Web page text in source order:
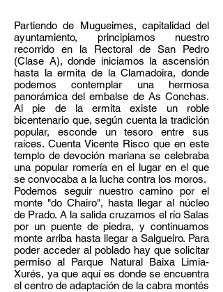
Partiendo de Mugueimes, capitalidad del
ayuntamiento, principiamos nuestro
recorrido en la Rectoral de San Pedro
(Clase A), donde iniciamos la ascensión
hasta la ermita de la Clamadoira, donde
podemos contemplar una hermosa
panorámica del embalse de As Conchas.
Al pie de la ermita existe un roble
bicentenario que, según cuenta la tradición
popular, esconde un tesoro entre sus
raíces. Cuenta Vicente Risco que en este
templo de devoción mariana se celebraba
una popular romería en el lugar en el que
se convocaba a la lucha contra los moros.
Podemos seguir nuestro camino por el
monte "do Chairo", hasta llegar al núcleo
de Prado. A la salida cruzamos el río Salas
por un puente de piedra, y continuamos
monte arriba hasta llegar a Salgueiro. Para
poder acceder al poblado hay que solicitar
permiso al Parque Natural Baixa Limia-
Xurés, ya que aquí es donde se encuentra
el centro de adaptación de la cabra montés